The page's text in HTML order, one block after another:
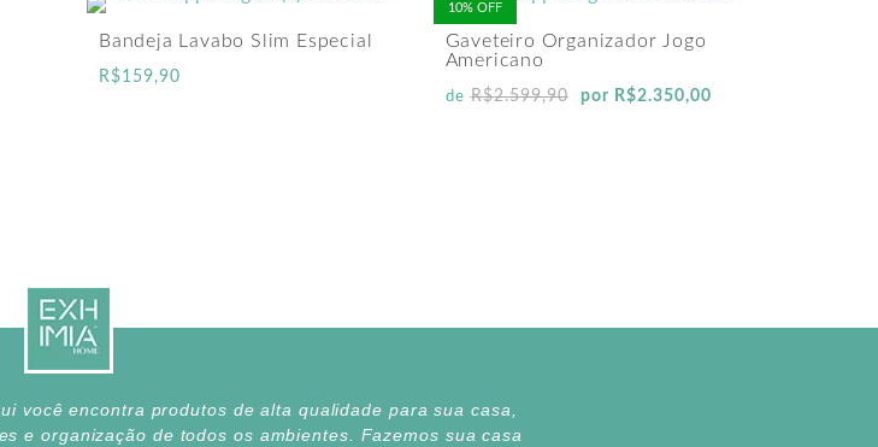
Bandeja Lavabo Slim Especial
R$159,90
10% OFF
Gaveteiro Organizador Jogo
Americano
de R$2.599,90 por R$2.350,00
você encontra produtos de alta qualidade para sua casa,
e organização de todos os ambientes. Fazemos sua casa